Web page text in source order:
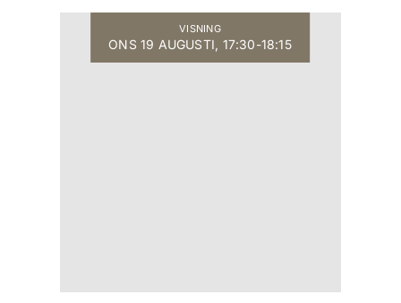
VISNING
ONS 19 AUGUSTI, 17:30-18:15